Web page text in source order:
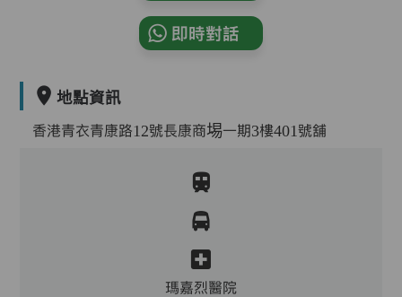
即時對話
地點資訊
香港青衣青康路12號長康商埸一期3樓401號舖
瑪嘉烈醫院